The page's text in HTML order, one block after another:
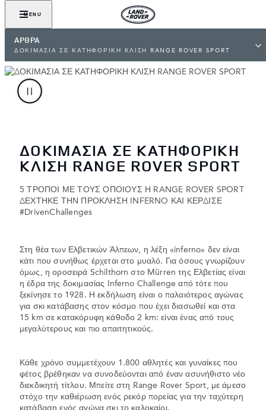
MENU
ΆΡΘΡΑ
ΔΟΚΙΜΑΣΙΑ ΣΕ ΚΑΤΗΦΟΡΙΚΗ ΚΛΙΣΗ RANGE ROVER SPORT
ΔΟΚΙΜΑΣΙΑ ΣΕ ΚΑΤΗΦΟΡΙΚΗ
ΚΛΙΣΗ RANGE ROVER SPORT
5 ΤΡΟΠΟΙ ΜΕ ΤΟΥΣ ΟΠΟΙΟΥΣ Η RANGE ROVER SPORT
ΔΕΧΤΗΚΕ ΤΗΝ ΠΡΟΚΛΗΣΗ INFERNO ΚΑΙ ΚΕΡΔΙΣΕ
#DrivenChallenges
Στη θέα των Ελβετικών Άλπεων, η λέξη «inferno» δεν είναι
κάτι που συνήθως έρχεται στο μυαλό. Για όσους γνωρίζουν
όμως, η οροσειρά Schilthorn στο Mürren της Ελβετίας είναι
η έδρα της δοκιμασίας Inferno Challenge από τότε που
ξεκίνησε το 1928. Η εκδήλωση είναι ο παλαιότερος αγώνας
για σκι κατάβασης στον κόσμο που έχει διασωθεί και στα
15 km σε κατακόρυφη κάθοδο 2 km: είναι ένας από τους
μεγαλύτερους και πιο απαιτητικούς.
Κάθε χρόνο συμμετέχουν 1.800 αθλητές και γυναίκες που
φέτος βρέθηκαν να συνοδεύονται από έναν ασυνήθιστο νέο
διεκδικητή τίτλου. Μπείτε στη Range Rover Sport, με άμεσο
στόχο την καθιέρωση ενός ρεκόρ πορείας για την ταχύτερη
κατάβαση ενός αγώνα σκι το καλοκαίρι.